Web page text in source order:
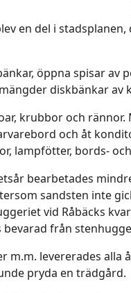
en del i
öppna spisar av
diskbänkar av
krubbor och
och åt
lampfötter, bords-
bearbetades
sandsten inte
vid Råbäcks
från
m.m. levererades alla
pryda en trädgård.